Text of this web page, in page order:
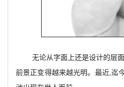
无论从字面上还是设计的层
前景正变得越来越光明。最近,迄